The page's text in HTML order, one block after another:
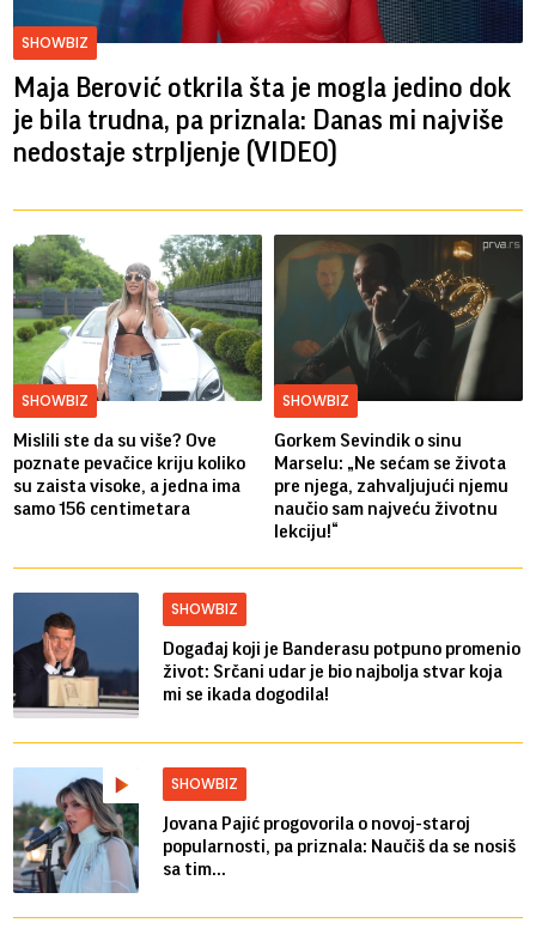
SHOWBIZ
Maja Berović otkrila šta je mogla jedino dok
je bila trudna, pa priznala: Danas mi najviše
nedostaje strpljenje (VIDEO)
SHOWBIZ
Mislili ste da su više? Ove
poznate pevačice kriju koliko
su zaista visoke, a jedna ima
samo 156 centimetara
SHOWBIZ
Gorkem Sevindik o sinu
Marselu: „Ne sećam se života
pre njega, zahvaljujući njemu
naučio sam najveću životnu
lekciju!“
SHOWBIZ
Događaj koji je Banderasu potpuno promenio
život: Srčani udar je bio najbolja stvar koja
mi se ikada dogodila!
SHOWBIZ
Jovana Pajić progovorila o novoj-staroj
popularnosti, pa priznala: Naučiš da se nosiš
sa tim...